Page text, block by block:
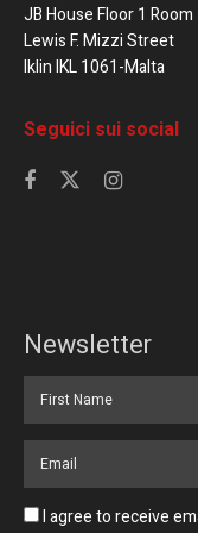
JB House Floor 1 Room
Lewis F. Mizzi Street
Iklin IKL 1061-Malta
Seguici sui social
Newsletter
I agree to receive